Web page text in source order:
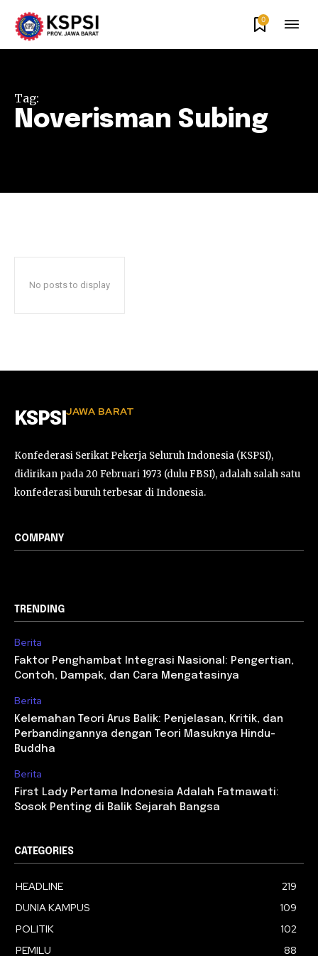
0
Tag:
Noverisman Subing
No posts to display
KSPSI JAWA BARAT
Konfederasi Serikat Pekerja Seluruh Indonesia (KSPSI),
didirikan pada 20 Februari 1973 (dulu FBSI), adalah salah satu
konfederasi buruh terbesar di Indonesia.
COMPANY
TRENDING
Berita
Faktor Penghambat Integrasi Nasional: Pengertian,
Contoh, Dampak, dan Cara Mengatasinya
Berita
Kelemahan Teori Arus Balik: Penjelasan, Kritik, dan
Perbandingannya dengan Teori Masuknya Hindu-
Buddha
Berita
First Lady Pertama Indonesia Adalah Fatmawati:
Sosok Penting di Balik Sejarah Bangsa
CATEGORIES
HEADLINE
219
DUNIA KAMPUS
109
POLITIK
102
PEMILU
88